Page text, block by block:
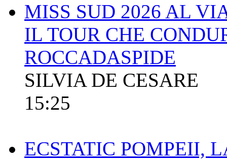
MISS SUD 2026 AL
IL TOUR CHE
ROCCADASPIDE
SILVIA DE CESARE
15:25
ECSTATIC POMPEII,